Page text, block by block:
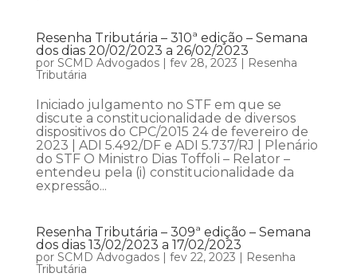
Resenha Tributária – 310ª edição – Semana
dos dias 20/02/2023 a 26/02/2023
por SCMD Advogados| fev 28, 2023 | Resenha
Tributária
Iniciado julgamento no STF em que se
discute a constitucionalidade de diversos
dispositivos do CPC/2015 24 de fevereiro de
2023 | ADI 5.492/DF e ADI 5.737/RJ | Plenário
do STF O Ministro Dias Toffoli – Relator –
entendeu pela (i) constitucionalidade da
expressão...
Resenha Tributária – 309ª edição – Semana
dos dias 13/02/2023 a 17/02/2023
por SCMD Advogados| fev 22, 2023 | Resenha
Tributária